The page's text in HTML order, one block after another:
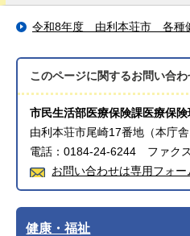
令和8年度 由利本荘市 各種
このページに関するお問い合わ
市民生活部医療保険課医療保険
由利本荘市尾崎17番地（本庁舎
電話：0184-24-6244 ファク
お問い合わせは専用フォー
健康・福祉